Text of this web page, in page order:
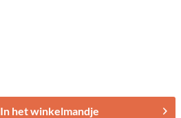
In het winkelmandje